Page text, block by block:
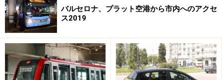
バルセロナ、プラット空港から市内へのアクセ
ス2019